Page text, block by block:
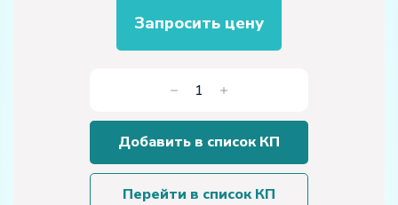
Запросить цену
Количество
товара
Тренажер
для
плоского
двухосного
Добавить в список КП
Перейти в список КП